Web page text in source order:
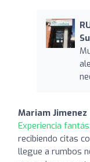
Mariam Jimenez
Experiencia
recibiendo citas
llegue a rumbos